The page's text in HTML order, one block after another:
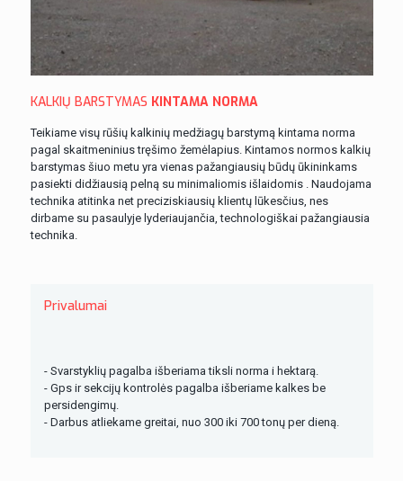
KALKIŲ BARSTYMAS KINTAMA NORMA
Teikiame visų rūšių kalkinių medžiagų barstymą kintama norma
pagal skaitmeninius tręšimo žemėlapius. Kintamos normos kalkių
barstymas šiuo metu yra vienas pažangiausių būdų ūkininkams
pasiekti didžiausią pelną su minimaliomis išlaidomis . Naudojama
technika atitinka net preciziskiausių klientų lūkesčius, nes
dirbame su pasaulyje lyderiaujančia, technologiškai pažangiausia
technika.
Privalumai
- Svarstyklių pagalba išberiama tiksli norma i hektarą.
- Gps ir sekcijų kontrolės pagalba išberiame kalkes be
persidengimų.
- Darbus atliekame greitai, nuo 300 iki 700 tonų per dieną.